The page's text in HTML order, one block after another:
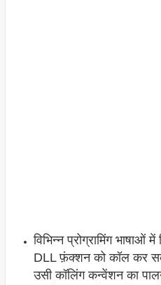
विभिन्न प्रोग्रामिंग भाषाओं
DLL फ़ंक्शन को कॉल कर
उसी कॉलिंग कन्वेंशन का